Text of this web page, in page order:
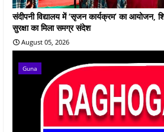
संदीपनी विद्यालय में ‘सृजन कार्यक्रम’ का आयोजन,
सुरक्षा का मिला समग्र संदेश
August 05, 2026
Guna